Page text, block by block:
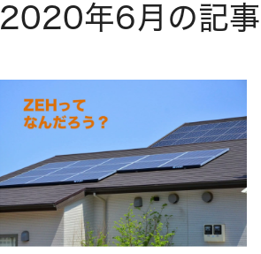
2020年6月の記